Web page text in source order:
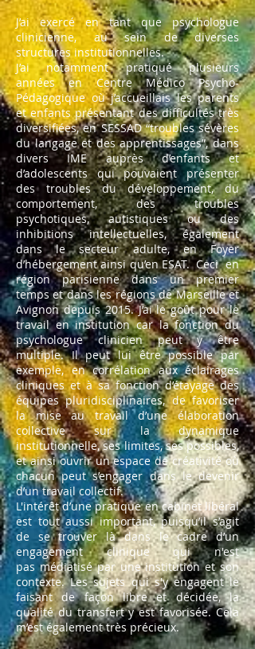
J’ai exercé en tant que psychologue
clinicienne, au sein de diverses
structures institutionnelles.
J’ai notamment pratiqué plusieurs
années en Centre Médico Psycho-
Pédagogique où j’accueillais les parents
et enfants présentant des difficultés très
diversifiées, en SESSAD “troubles sévères
du langage et des apprentissages”, dans
divers IME auprès d’enfants et
d’adolescents qui pouvaient présenter
des troubles du développement, du
comportement, des troubles
psychotiques, autistiques ou des
inhibitions intellectuelles, également
dans le secteur adulte, en Foyer
d’hébergement ainsi qu’en ESAT. Ceci en
région parisienne dans un premier
temps et dans les régions de Marseille et
Avignon depuis 2015. J’ai le goût pour le
travail en institution car la fonction du
psychologue clinicien peut y être
multiple. Il peut lui être possible par
exemple, en corrélation aux éclairages
cliniques et à sa fonction d’étayage des
équipes pluridisciplinaires, de favoriser
la mise au travail d’une élaboration
collective sur la dynamique
institutionnelle, ses limites, ses possibles,
et ainsi ouvrir un espace de créativité où
chacun peut s’engager dans le devenir
d’un travail collectif.
L'intérêt d’une pratique en cabinet libéral
est tout aussi important, puisqu’il s’agit
de se trouver là dans le cadre d’un
engagement clinique qui n'est
pas médiatisé par une institution et son
contexte. Les sujets qui s'y engagent le
faisant de façon libre et décidée, la
qualité du transfert y est favorisée. Cela
m’est également très précieux.